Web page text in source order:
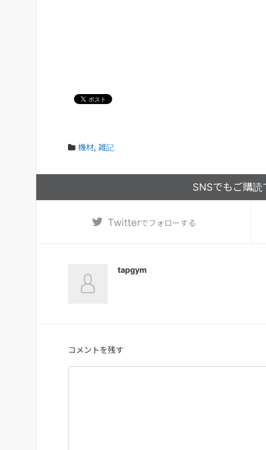
機材, 雑記
SNSでもご購読
Twitterでフォローする
tapgym
コメントを残す